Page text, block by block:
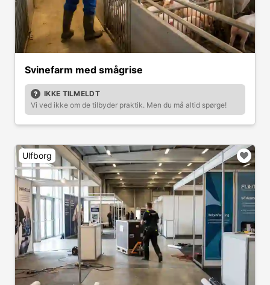
Svinefarm med smågrise
IKKE TILMELDT
Vi ved ikke om de tilbyder praktik. Men du må altid spørge!
Ulfborg